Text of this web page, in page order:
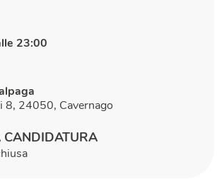
23:00
8, 24050, Cavernago
CANDIDATURA